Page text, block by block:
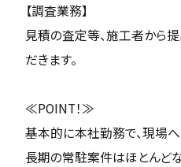
【調査業務】
見積の査定等、施工者から
だきます。
≪POINT！≫
基本的に本社勤務で、現場
長期の常駐案件はほとんど